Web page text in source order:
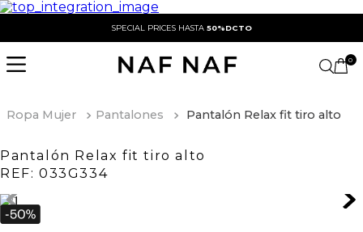
SPECIAL PRICES HASTA 50%DCTO
0
Ropa Mujer Pantalones Pantalón Relax fit tiro alto
Pantalón Relax fit tiro alto
REF: 033G334